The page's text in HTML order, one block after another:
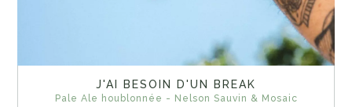
J'AI BESOIN D'UN BREAK
Pale Ale houblonnée - Nelson Sauvin & Mosaic